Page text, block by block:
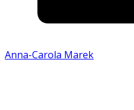
Anna-Carola Marek